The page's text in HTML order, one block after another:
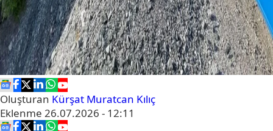
Oluşturan Kürşat Muratcan Kılıç
Eklenme 26.07.2026 - 12:11